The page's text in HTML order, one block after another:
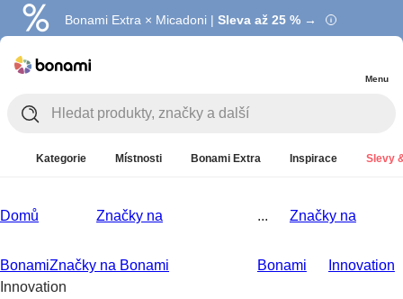
Bonami Extra × Micadoni | Sleva až 25 % →
Summer Sale | Ušetřete až 40 % →
Menu
Kategorie Místnosti Bonami Extra Inspirace Slevy
Domů Značky na
BonamiZnačky na Bonami
Innovation
... Značky na
Bonami Innovation